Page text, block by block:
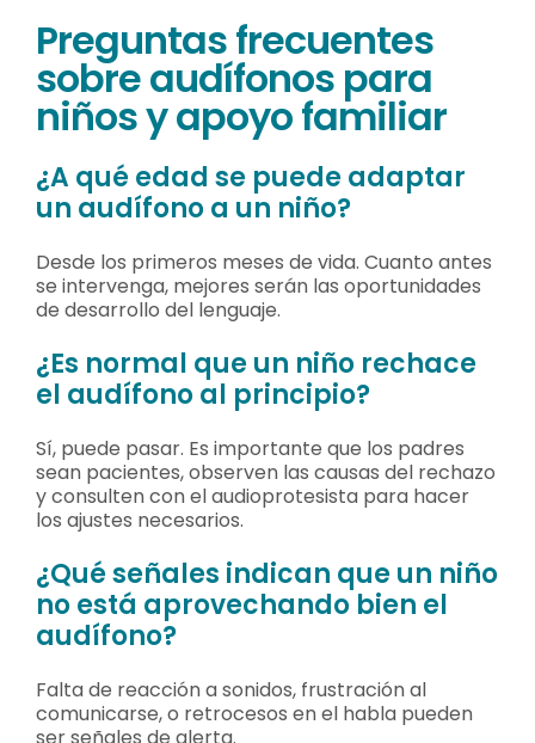
Preguntas frecuentes
sobre audífonos para
niños y apoyo familiar
¿A qué edad se puede adaptar
un audífono a un niño?
Desde los primeros meses de vida. Cuanto antes
se intervenga, mejores serán las oportunidades
de desarrollo del lenguaje.
¿Es normal que un niño rechace
el audífono al principio?
Sí, puede pasar. Es importante que los padres
sean pacientes, observen las causas del rechazo
y consulten con el audioprotesista para hacer
los ajustes necesarios.
¿Qué señales indican que un niño
no está aprovechando bien el
audífono?
Falta de reacción a sonidos, frustración al
comunicarse, o retrocesos en el habla pueden
ser señales de alerta.